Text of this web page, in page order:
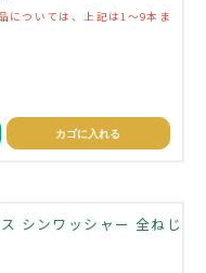
については、上記は1～9本ま
カゴに入れる
シンワッシャー 全ねじ